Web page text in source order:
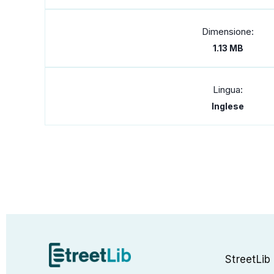
Dimensione:
1.13 MB
Lingua:
Inglese
StreetLib